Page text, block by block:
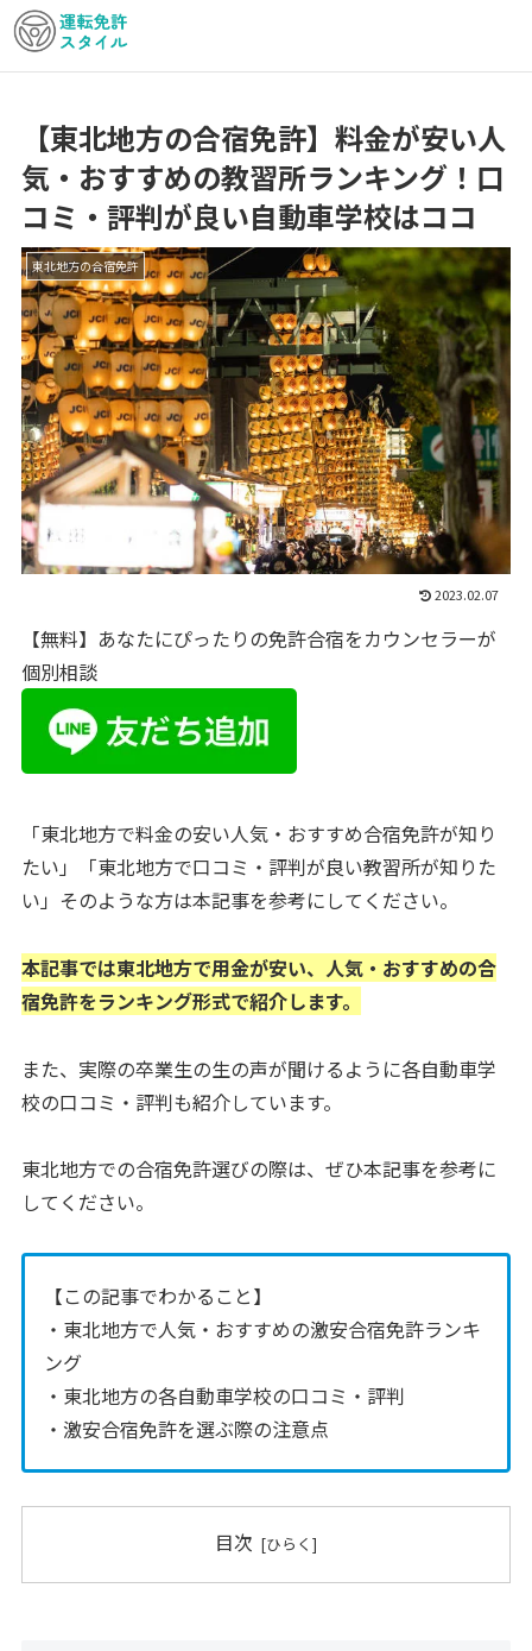
【東北地方の合宿免許】料金が安い人
気・おすすめの教習所ランキング！口
コミ・評判が良い自動車学校はココ
東北地方の合宿免許
2023.02.07
【無料】あなたにぴったりの免許合宿をカウンセラーが
個別相談
「東北地方で料金の安い人気・おすすめ合宿免許が知り
たい」「東北地方で口コミ・評判が良い教習所が知りた
い」そのような方は本記事を参考にしてください。
本記事では東北地方で用金が安い、人気・おすすめの合
宿免許をランキング形式で紹介します。
また、実際の卒業生の生の声が聞けるように各自動車学
校の口コミ・評判も紹介しています。
東北地方での合宿免許選びの際は、ぜひ本記事を参考に
してください。
【この記事でわかること】
・東北地方で人気・おすすめの激安合宿免許ランキ
ング
・東北地方の各自動車学校の口コミ・評判
・激安合宿免許を選ぶ際の注意点
目次